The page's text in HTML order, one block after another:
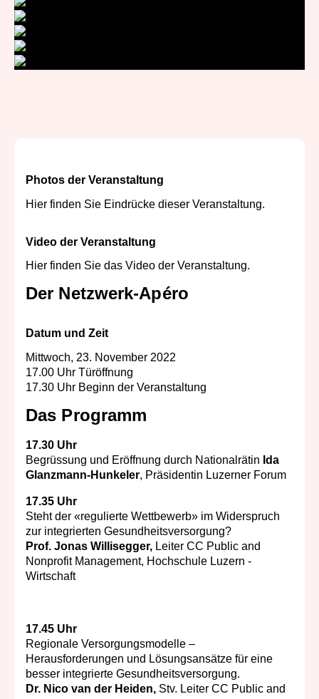
Photos der Veranstaltung
Hier finden Sie Eindrücke dieser Veranstaltung.
Video der Veranstaltung
Hier finden Sie das Video der Veranstaltung.
Der Netzwerk-Apéro
Datum und Zeit
Mittwoch, 23. November 2022
17.00 Uhr Türöffnung
17.30 Uhr Beginn der Veranstaltung
Das Programm
17.30 Uhr
Begrüssung und Eröffnung durch Nationalrätin Ida
Glanzmann-Hunkeler, Präsidentin Luzerner Forum
17.35 Uhr
Steht der «regulierte Wettbewerb» im Widerspruch
zur integrierten Gesundheitsversorgung?
Prof. Jonas Willisegger, Leiter CC Public and
Nonprofit Management, Hochschule Luzern -
Wirtschaft
17.45 Uhr
Regionale Versorgungsmodelle –
Herausforderungen und Lösungsansätze für eine
besser integrierte Gesundheitsversorgung.
Dr. Nico van der Heiden, Stv. Leiter CC Public and